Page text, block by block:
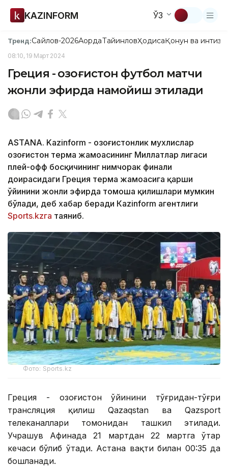
KAZINFORM ЎЗ
Тренд:Сайлов-2026АқордаТайинловҲодисаҚонун ва
08:10, 19 Март 2024
Греция - Қозоғистон футбол матчи
жонли эфирда намойиш этилади
ASTANA. Kazinform - Қозоғистонлик мухлислар
Қозоғистон терма жамоасининг Миллатлар лигаси
плей-офф босқичининг нимчорак финали
доирасидаги Греция терма жамоасига қарши
ўйинини жонли эфирда томоша қилишлари мумкин
бўлади, деб хабар беради Кazinform агентлиги
Sports.kzга таяниб.
Фото: Sports.kz
Греция - Қозоғистон ўйинини тўғридан-тўғри
трансляция қилиш Qazaqstan ва Qazsport
телеканаллари томонидан ташкил этилади.
Учрашув Афинада 21 мартдан 22 мартга ўтар
кечаси бўлиб ўтади. Астана вақти билан 00:35 да
бошланади.